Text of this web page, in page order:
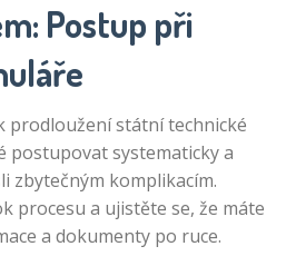
Postup při
prodloužení státní technické
postupovat systematicky a
zbytečným komplikacím.
procesu a ujistěte se, že máte
a dokumenty po ruce.